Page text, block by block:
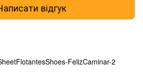
відгук
FelizCaminar-2